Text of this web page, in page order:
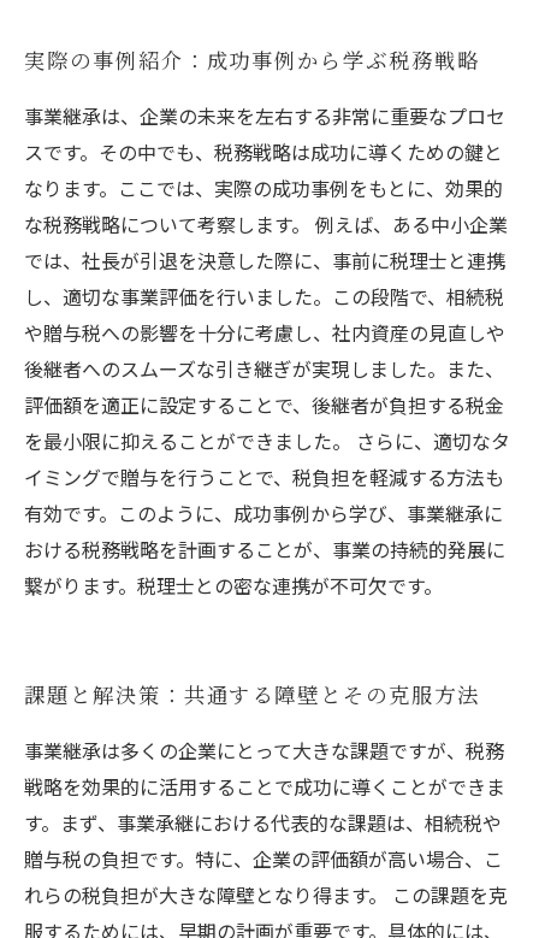
実際の事例紹介：成功事例から学ぶ税務戦略
事業継承は、企業の未来を左右する非常に重要なプロセ
スです。その中でも、税務戦略は成功に導くための鍵と
なります。ここでは、実際の成功事例をもとに、効果的
な税務戦略について考察します。 例えば、ある中小企業
では、社長が引退を決意した際に、事前に税理士と連携
し、適切な事業評価を行いました。この段階で、相続税
や贈与税への影響を十分に考慮し、社内資産の見直しや
後継者へのスムーズな引き継ぎが実現しました。また、
評価額を適正に設定することで、後継者が負担する税金
を最小限に抑えることができました。 さらに、適切なタ
イミングで贈与を行うことで、税負担を軽減する方法も
有効です。このように、成功事例から学び、事業継承に
おける税務戦略を計画することが、事業の持続的発展に
繋がります。税理士との密な連携が不可欠です。
課題と解決策：共通する障壁とその克服方法
事業継承は多くの企業にとって大きな課題ですが、税務
戦略を効果的に活用することで成功に導くことができま
す。まず、事業承継における代表的な課題は、相続税や
贈与税の負担です。特に、企業の評価額が高い場合、こ
れらの税負担が大きな障壁となり得ます。 この課題を克
服するためには、早期の計画が重要です。具体的には、